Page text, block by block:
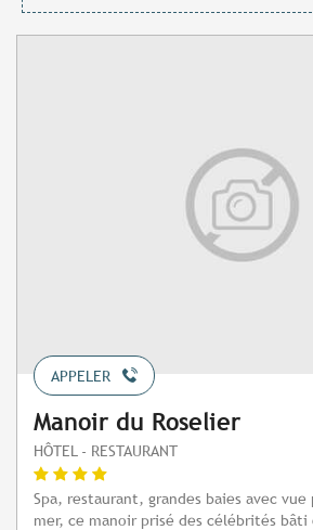
APPELER
Manoir du Roselier
HÔTEL - RESTAURANT
Spa, restaurant, grandes baies avec
mer, ce manoir prisé des célébrités bâti